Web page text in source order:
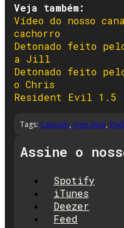
Veja também:
Vídeo do nosso
cachorro
Detonado feito
a Jill
Detonado feito
o Chris
Resident Evil 1.5
Tags: Capcom, Jogo Veio,
Assine o
Spotify
iTunes
Deezer
Feed